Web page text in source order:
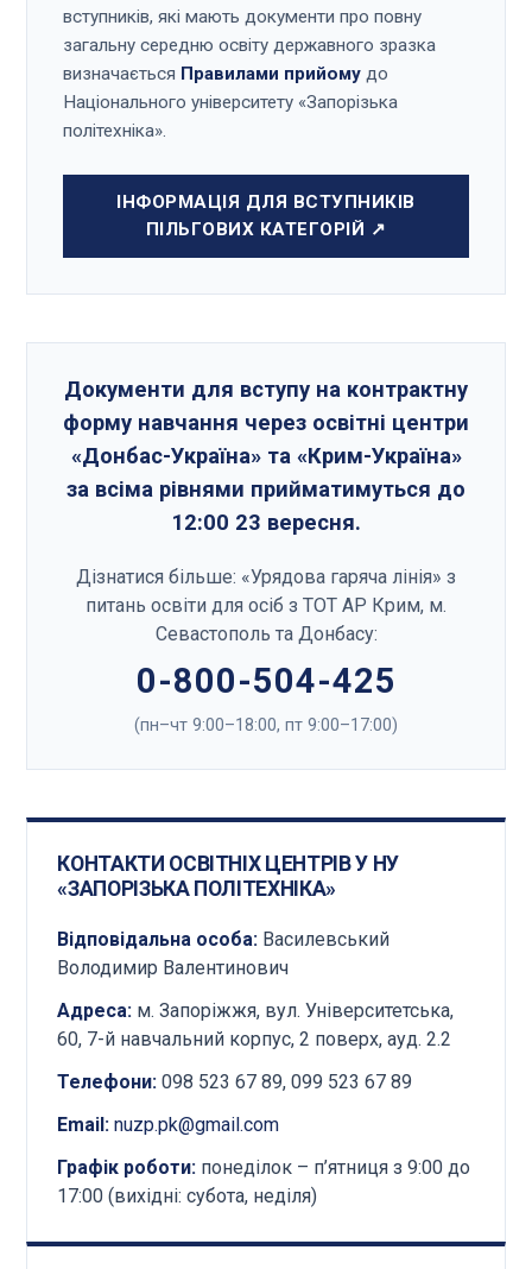
вступників, які мають документи про повну
загальну середню освіту державного зразка
визначається Правилами прийому до
Національного університету «Запорізька
політехніка».
ІНФОРМАЦІЯ ДЛЯ ВСТУПНИКІВ
ПІЛЬГОВИХ КАТЕГОРІЙ ↗
Документи для вступу на контрактну
форму навчання через освітні центри
«Донбас-Україна» та «Крим-Україна»
за всіма рівнями прийматимуться до
12:00 23 вересня.
Дізнатися більше: «Урядова гаряча лінія» з
питань освіти для осіб з ТОТ АР Крим, м.
Севастополь та Донбасу:
0-800-504-425
(пн–чт 9:00–18:00, пт 9:00–17:00)
КОНТАКТИ ОСВІТНІХ ЦЕНТРІВ У НУ
«ЗАПОРІЗЬКА ПОЛІТЕХНІКА»
Відповідальна особа: Василевський
Володимир Валентинович
Адреса: м. Запоріжжя, вул. Університетська,
60, 7-й навчальний корпус, 2 поверх, ауд. 2.2
Телефони: 098 523 67 89, 099 523 67 89
Email: nuzp.pk@gmail.com
Графік роботи: понеділок – п’ятниця з 9:00 до
17:00 (вихідні: субота, неділя)